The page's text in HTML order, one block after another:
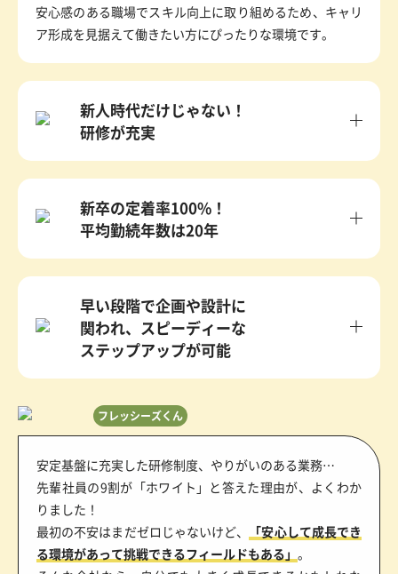
安心感のある職場でスキル向上に取り組めるため、キャリ
ア形成を見据えて働きたい方にぴったりな環境です。
新人時代だけじゃない！
研修が充実
新卒の定着率100%！
平均勤続年数は20年
早い段階で企画や設計に
関われ、スピーディーな
ステップアップが可能
フレッシーズくん
安定基盤に充実した研修制度、やりがいのある業務…
先輩社員の9割が「ホワイト」と答えた理由が、よくわか
りました！
最初の不安はまだゼロじゃないけど、
「安心して成長でき
る環境があって挑戦できるフィールドもある」 。